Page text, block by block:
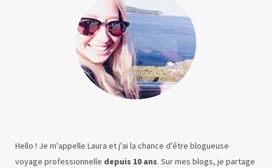
Hello ! Je m'appelle Laura et j'ai la chance d'être blogueuse
voyage professionnelle depuis 10 ans. Sur mes blogs, je partage